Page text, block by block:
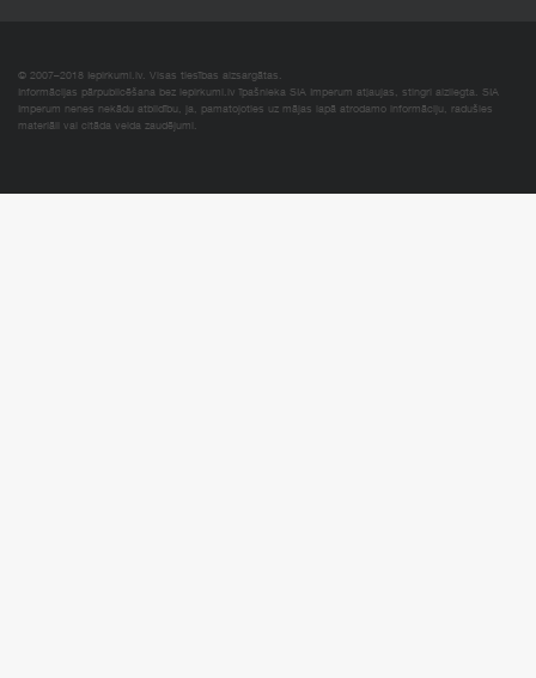
© 2007–2018 Iepirkumi.lv. Visas tiesības aizsargātas.
Informācijas pārpublicēšana bez iepirkumi.lv īpašnieka SIA Imperum atļaujas, stingri aizliegta. SIA
Imperum nenes nekādu atbildību, ja, pamatojoties uz mājas lapā atrodamo informāciju, radušies
materiāli vai citāda veida zaudējumi.